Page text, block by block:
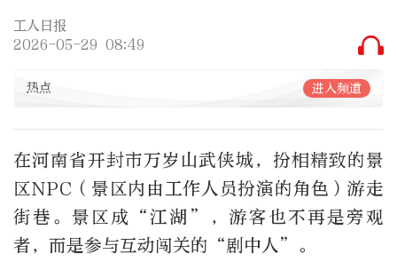
工人日报
2026-05-29 08:49
热点 进入频道
在河南省开封市万岁山武侠城，扮相精致的景
区NPC（景区内由工作人员扮演的角色）游走
街巷。景区成“江湖”，游客也不再是旁观
者，而是参与互动闯关的“剧中人”。